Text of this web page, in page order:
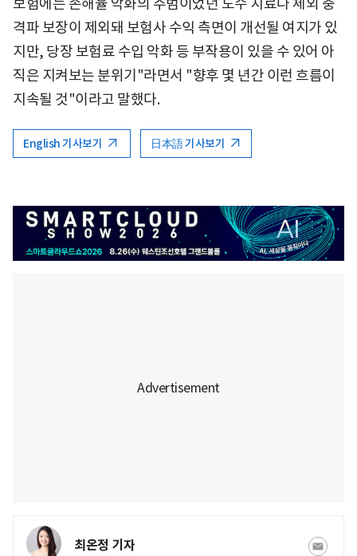
격파 보장이 제외돼 보험사 수익 측면이 개선될 여지가 있
지만, 당장 보험료 수입 악화 등 부작용이 있을 수 있어 아
직은 지켜보는 분위기"라면서 "향후 몇 년간 이런 흐름이
지속될 것"이라고 말했다.
English 기사보기 日本語 기사보기
최온정 기자